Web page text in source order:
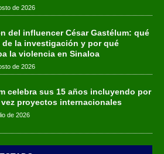
de 2026
del influencer César Gastélum: qué
de la investigación y por qué
la violencia en Sinaloa
de 2026
celebra sus 15 años incluyendo por
vez proyectos internacionales
de 2026